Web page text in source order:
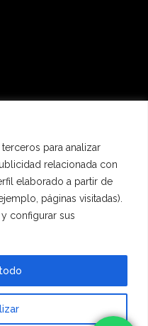
para analizar
relacionada con
elaborado a partir de
páginas visitadas).
configurar sus
Legal
bybinary